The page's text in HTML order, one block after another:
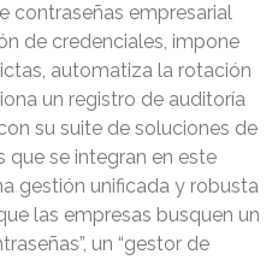
contraseñas empresarial
de credenciales, impone
automatiza la rotación
un registro de auditoría
su suite de soluciones de
que se integran en este
gestión unificada y robusta
las empresas busquen un
un “gestor de